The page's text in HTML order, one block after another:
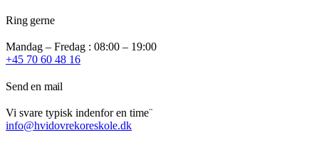
Ring gerne
Mandag – Fredag : 08:00 – 19:00
+45 70 60 48 16
Send en mail
Vi svare typisk indenfor en time¨
info@hvidovrekoreskole.dk